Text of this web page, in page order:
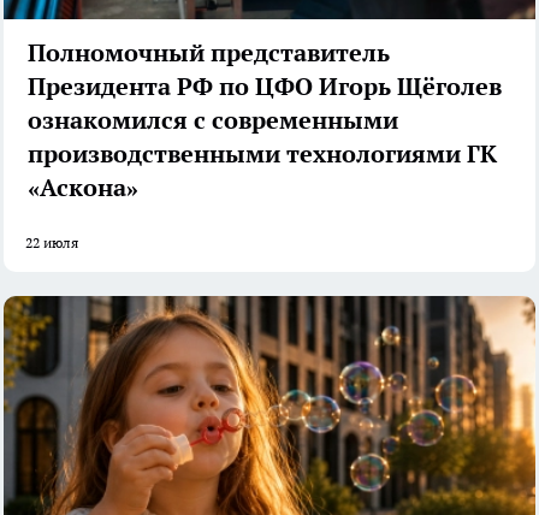
Полномочный представитель
Президента РФ по ЦФО Игорь Щёголев
ознакомился с современными
производственными технологиями ГК
«Аскона»
22 июля